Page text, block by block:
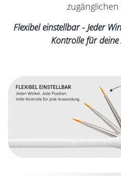
zugänglichen
Flexibel einstellbar - Jeder
Kontrolle für deine